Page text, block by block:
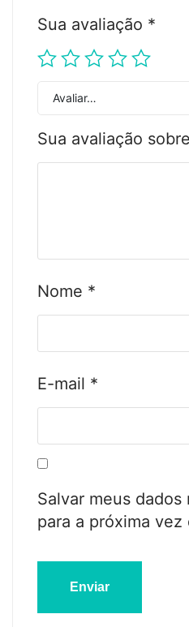
Sua avaliação *
Avaliar…
Sua avaliação
Nome *
E-mail *
Salvar meus
para a próxima